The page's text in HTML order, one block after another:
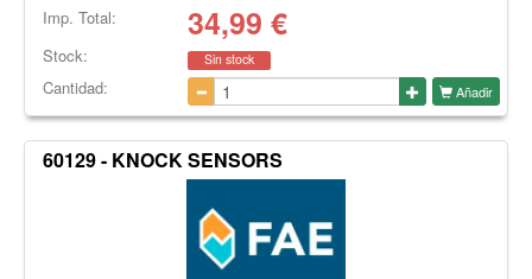
Imp. Total: 34,99 €
Stock: Sin stock
Cantidad: Añadir
60129 - KNOCK SENSORS